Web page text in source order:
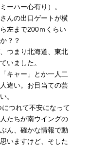
ーハー心有り）。
んの出口ゲートが横
左まで200ｍくらい
？？
つまり北海道、東北
いました。
キャー」とか一人二
違い。お目当ての芸
。
つれて不安になって
たちが南ウイングの
ん、確かな情報で動
いますけど、そした